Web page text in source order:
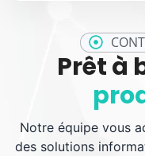
Prêt à
Notre équipe vous
des solutions